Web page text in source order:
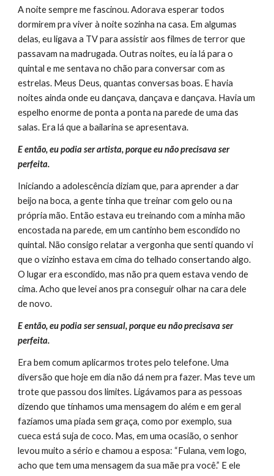
A noite sempre me fascinou. Adorava esperar todos
dormirem pra viver à noite sozinha na casa. Em algumas
delas, eu ligava a TV para assistir aos filmes de terror que
passavam na madrugada. Outras noites, eu ia lá para o
quintal e me sentava no chão para conversar com as
estrelas. Meus Deus, quantas conversas boas. E havia
noites ainda onde eu dançava, dançava e dançava. Havia um
espelho enorme de ponta a ponta na parede de uma das
salas. Era lá que a bailarina se apresentava.
E então, eu podia ser artista, porque eu não precisava ser
perfeita.
Iniciando a adolescência diziam que, para aprender a dar
beijo na boca, a gente tinha que treinar com gelo ou na
própria mão. Então estava eu treinando com a minha mão
encostada na parede, em um cantinho bem escondido no
quintal. Não consigo relatar a vergonha que senti quando vi
que o vizinho estava em cima do telhado consertando algo.
O lugar era escondido, mas não pra quem estava vendo de
cima. Acho que levei anos pra conseguir olhar na cara dele
de novo.
E então, eu podia ser sensual, porque eu não precisava ser
perfeita.
Era bem comum aplicarmos trotes pelo telefone. Uma
diversão que hoje em dia não dá nem pra fazer. Mas teve um
trote que passou dos limites. Ligávamos para as pessoas
dizendo que tínhamos uma mensagem do além e em geral
fazíamos uma piada sem graça, como por exemplo, sua
cueca está suja de coco. Mas, em uma ocasião, o senhor
levou muito a sério e chamou a esposa: “Fulana, vem logo,
acho que tem uma mensagem da sua mãe pra você.” E ele